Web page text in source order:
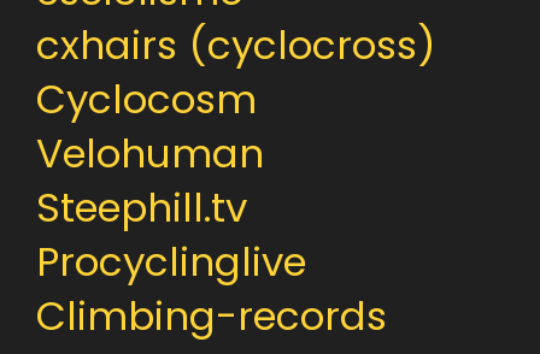
cxhairs (cyclocross)
Cyclocosm
Velohuman
Steephill.tv
Procyclinglive
Climbing-records